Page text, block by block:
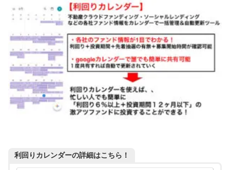
利回りカレンダーの詳細はこちら！